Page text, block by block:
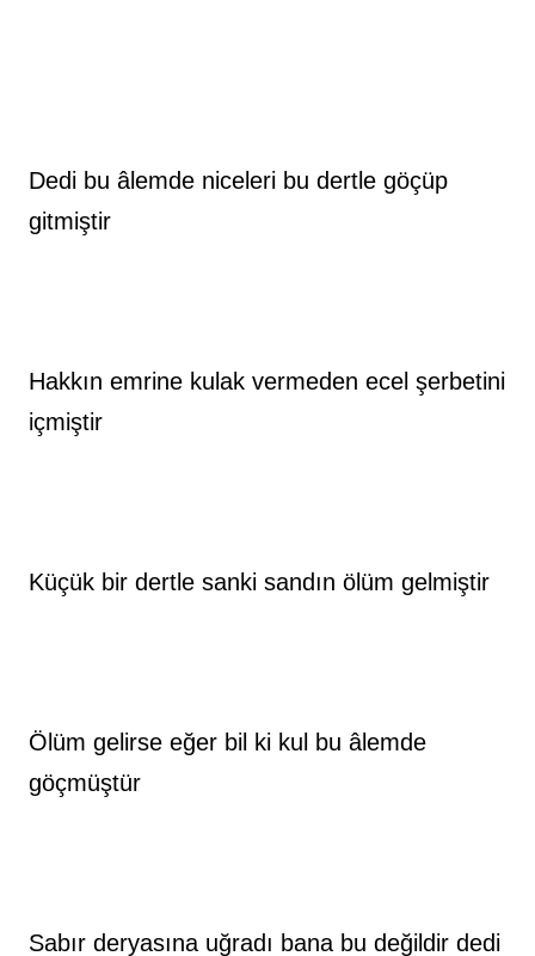
Dedi bu âlemde niceleri bu dertle göçüp
gitmiştir
Hakkın emrine kulak vermeden ecel şerbetini
içmiştir
Küçük bir dertle sanki sandın ölüm gelmiştir
Ölüm gelirse eğer bil ki kul bu âlemde
göçmüştür
Sabır deryasına uğradı bana bu değildir dedi